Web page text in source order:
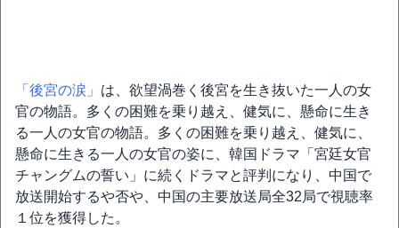
「後宮の涙」 は、欲望渦巻く後宮を生き抜いた一人の女
官の物語。多くの困難を乗り越え、健気に、懸命に生き
る一人の女官の物語。多くの困難を乗り越え、健気に、
懸命に生きる一人の女官の姿に、韓国ドラマ「宮廷女官
チャングムの誓い」に続くドラマと評判になり、中国で
放送開始するや否や、中国の主要放送局全32局で視聴率
１位を獲得した。